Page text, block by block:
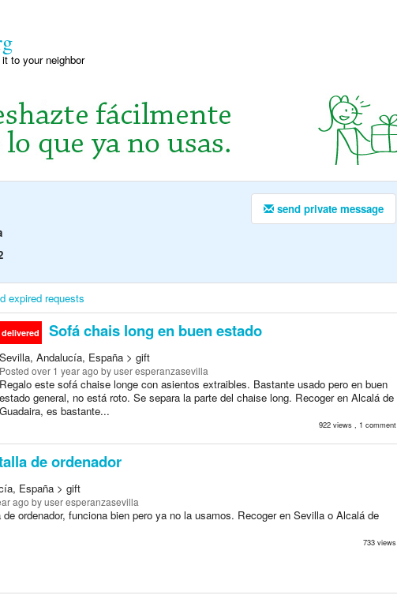
to your neighbor
send private message
expired requests
delivered Sofá chais long en buen estado
Sevilla, Andalucía, España > gift
Posted over 1 year ago by user esperanzasevilla
Regalo este sofá chaise longe con asientos extraibles. Bastante usado pero en buen
estado general, no está roto. Se separa la parte del chaise long. Recoger en Alcalá de
Guadaira, es bastante...
922 views , 1 comment
de ordenador
España > gift
ago by user esperanzasevilla
de ordenador, funciona bien pero ya no la usamos. Recoger en Sevilla o Alcalá de
733 views